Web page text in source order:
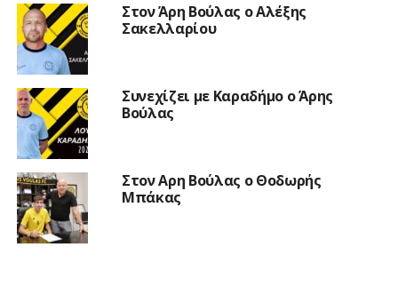
Στον Άρη Βούλας ο Αλέξης
Σακελλαρίου
Συνεχίζει με Καραδήμο ο Άρης
Βούλας
Στον Αρη Βούλας ο Θοδωρής
Μπάκας